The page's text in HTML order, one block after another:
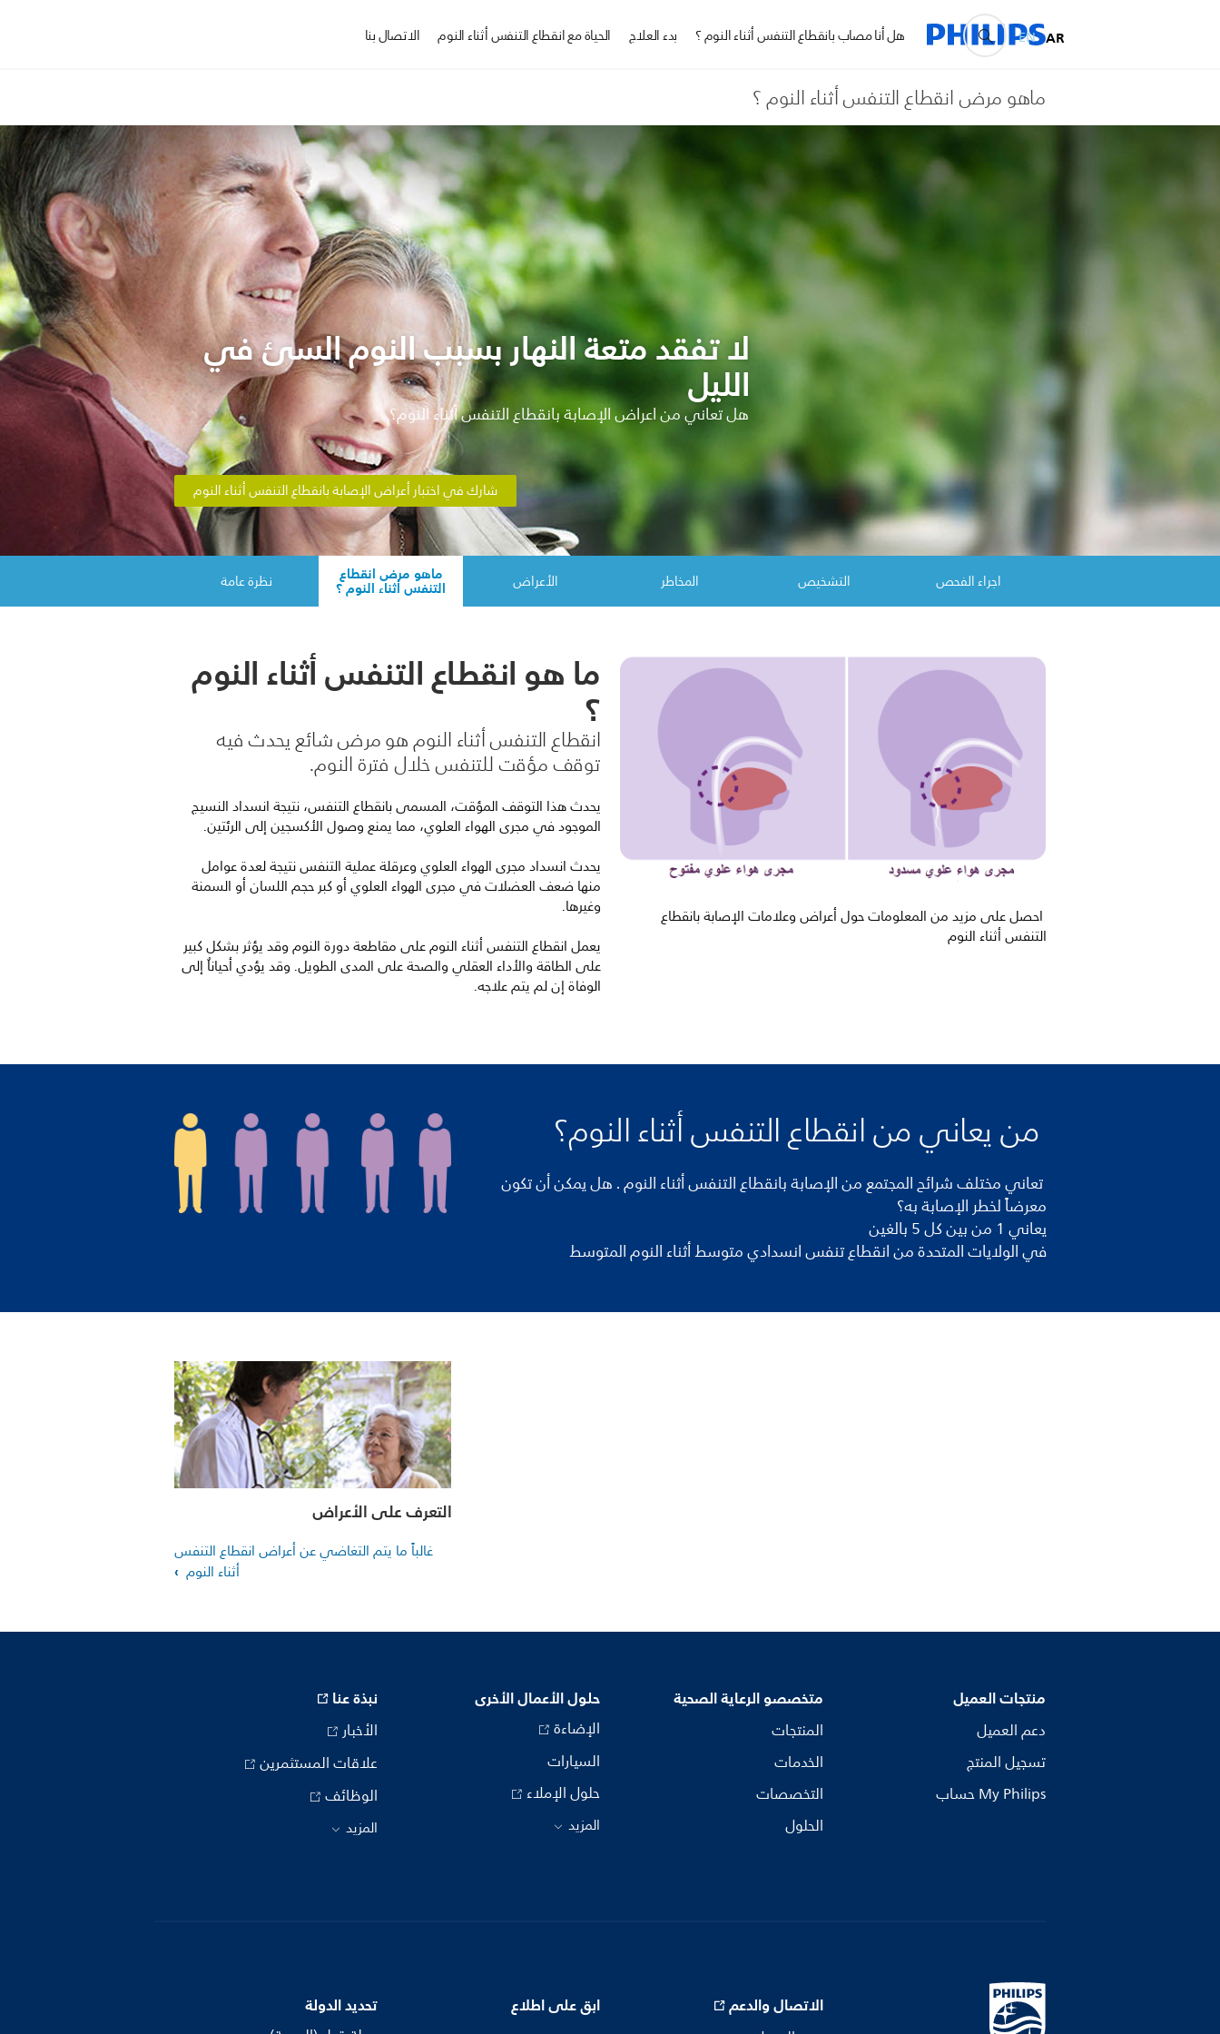
هل أنا مصاب بانقطاع التنفس أثناء النوم ؟ بدء العلاج الحياة مع انقطاع التنفس أثناء النوم الاتصال بنا AR
EN
ماهو مرض انقطاع التنفس أثناء النوم ؟
لا تفقد متعة النهار بسبب النوم السئ في
الليل
هل تعاني من اعراض الإصابة بانقطاع التنفس أثناء النوم؟
شارك في اختبار أعراض الإصابة بانقطاع التنفس أثناء النوم
نظرة عامة ماهو مرض انقطاع
التنفس أثناء النوم ؟ الأعراض المخاطر التشخيص اجراء الفحص
ما هو انقطاع التنفس أثناء النوم
؟
انقطاع التنفس أثناء النوم هو مرض شائع يحدث فيه
توقف مؤقت للتنفس خلال فترة النوم.
يحدث هذا التوقف المؤقت، المسمى بانقطاع التنفس، نتيجة انسداد النسيج
الموجود في مجرى الهواء العلوي، مما يمنع وصول الأكسجين إلى الرئتين.
يحدث انسداد مجرى الهواء العلوي وعرقلة عملية التنفس نتيجة لعدة عوامل
منها ضعف العضلات في مجرى الهواء العلوي أو كبر حجم اللسان أو السمنة
وغيرها.
يعمل انقطاع التنفس أثناء النوم على مقاطعة دورة النوم وقد يؤثر بشكل كبير
على الطاقة والأداء العقلي والصحة على المدى الطويل. وقد يؤدي أحياناُ إلى
الوفاة إن لم يتم علاجه.
احصل على مزيد من المعلومات حول أعراض وعلامات الإصابة بانقطاع
التنفس أثناء النوم
من يعاني من انقطاع التنفس أثناء النوم؟
تعاني مختلف شرائح المجتمع من الإصابة بانقطاع التنفس أثناء النوم . هل يمكن أن تكون
معرضاً لخطر الإصابة به؟
يعاني 1 من بين كل 5 بالغين
في الولايات المتحدة من انقطاع تنفس انسدادي متوسط أثناء النوم المتوسط
التعرف على الأعراض
غالباً ما يتم التغاضي عن أعراض انقطاع التنفس
أثناء النوم
منتجات العميل
دعم العميل
تسجيل المنتج
My Philips حساب
متخصصو الرعاية الصحية
المنتجات
الخدمات
التخصصات
الحلول
حلول الأعمال الأخرى
الإضاءة
السيارات
حلول الإملاء
المزيد
نبذة عنا
الأخبار
علاقات المستثمرين
الوظائف
المزيد
الاتصال والدعم ابق على اطلاع تحديد الدولة